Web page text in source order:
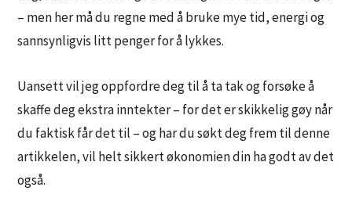
– men her må du regne med å bruke mye tid, energi og
sannsynligvis litt penger for å lykkes.
Uansett vil jeg oppfordre deg til å ta tak og forsøke å
skaffe deg ekstra inntekter – for det er skikkelig gøy når
du faktisk får det til – og har du søkt deg frem til denne
artikkelen, vil helt sikkert økonomien din ha godt av det
også.